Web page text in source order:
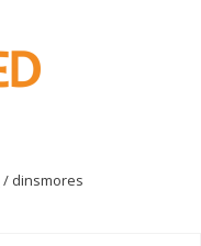
/ dinsmores